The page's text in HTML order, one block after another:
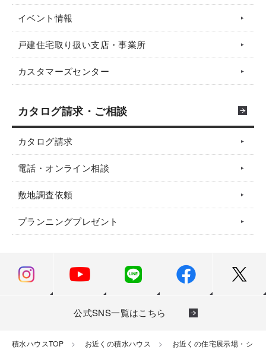
イベント情報
戸建住宅取り扱い支店・事業所
カスタマーズセンター
カタログ請求・ご相談
カタログ請求
電話・オンライン相談
敷地調査依頼
プランニングプレゼント
公式SNS一覧はこちら
積水ハウスTOP お近くの積水ハウス お近くの住宅展示場・ショ